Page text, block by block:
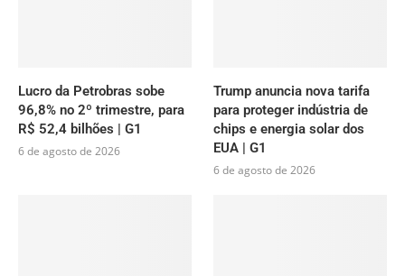
Lucro da Petrobras sobe
96,8% no 2º trimestre, para
R$ 52,4 bilhões | G1
6 de agosto de 2026
Trump anuncia nova tarifa
para proteger indústria de
chips e energia solar dos
EUA | G1
6 de agosto de 2026